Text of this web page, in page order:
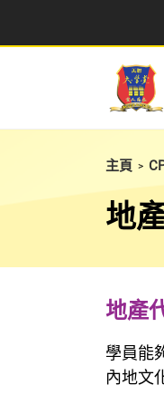
主頁 >
地
地產
學員能
內地文